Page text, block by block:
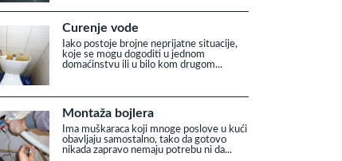
Curenje vode
Iako postoje brojne neprijatne situacije,
koje se mogu dogoditi u jednom
domaćinstvu ili u bilo kom drugom...
Montaža bojlera
Ima muškaraca koji mnoge poslove u kući
obavljaju samostalno, tako da gotovo
nikada zapravo nemaju potrebu ni da...